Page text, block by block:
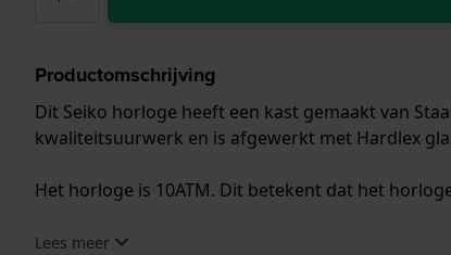
Productomschrijving
Dit Seiko horloge heeft een kast gemaakt van
kwaliteitsuurwerk en is afgewerkt met Hardlex
Het horloge is 10ATM. Dit betekent dat het
.Lees meer